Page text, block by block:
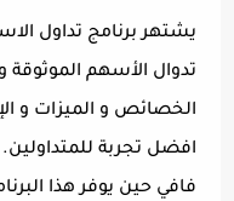
تدوال الأسهم الموثوقة
الخصائص و الميزات و
افضل تجربة للمتداولين.
فافي حين يوفر هذا